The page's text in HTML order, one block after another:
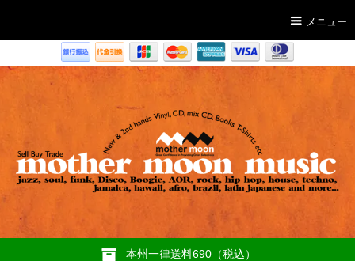
メニュー
本州一律送料690（税込）